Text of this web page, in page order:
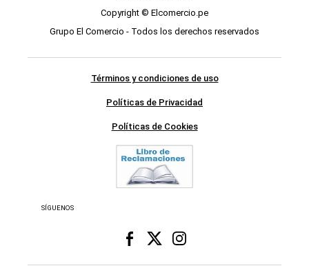
Copyright © Elcomercio.pe
Grupo El Comercio - Todos los derechos reservados
Términos y condiciones de uso
Políticas de Privacidad
Políticas de Cookies
SÍGUENOS